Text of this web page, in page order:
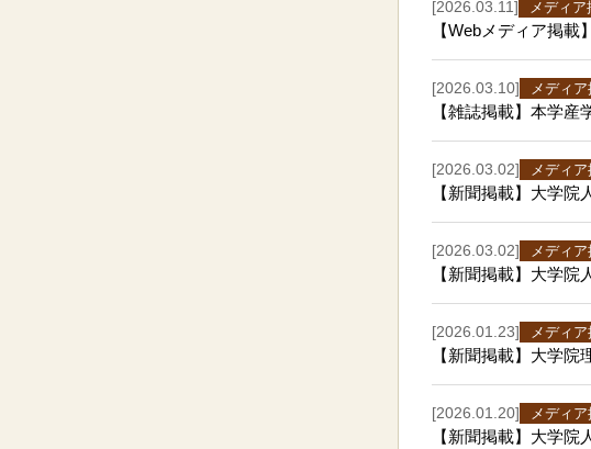
[2026.03.11] メディア
【Webメディア掲
[2026.03.10] メディ
【雑誌掲載】本学
[2026.03.02] メディ
【新聞掲載】大学
[2026.03.02] メディ
【新聞掲載】大学
[2026.01.23] メディ
【新聞掲載】大学
[2026.01.20] メディ
【新聞掲載】大学